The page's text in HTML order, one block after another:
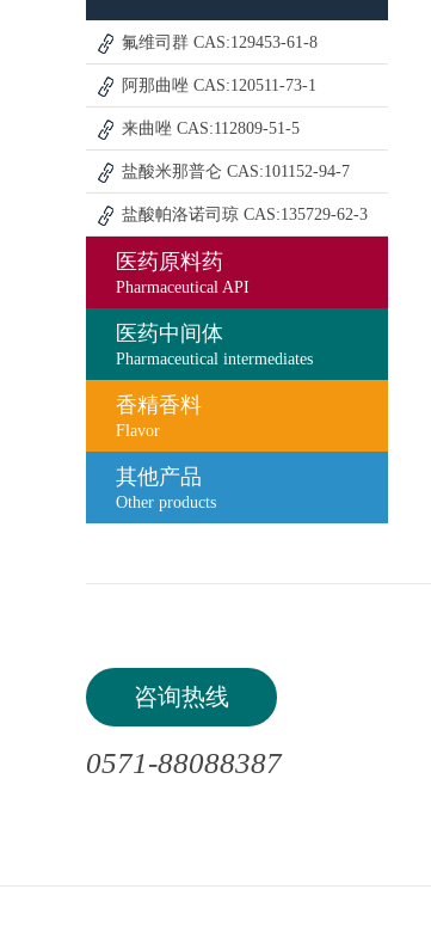
氟维司群 CAS:129453-61-8
阿那曲唑 CAS:120511-73-1
来曲唑 CAS:112809-51-5
盐酸米那普仑 CAS:101152-94-7
盐酸帕洛诺司琼 CAS:135729-62-3
医药原料药
Pharmaceutical API
医药中间体
Pharmaceutical intermediates
香精香料
Flavor
其他产品
Other products
咨询热线
0571-88088387